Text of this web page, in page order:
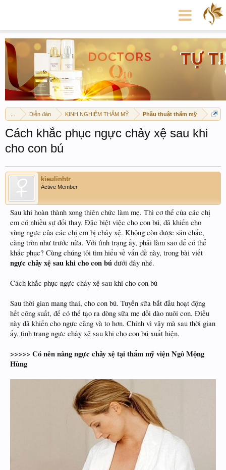
Diễn đàn KINH NGHIỆM THẨM MỸ Phẫu thuật thẩm mỹ
Cách khắc phục ngực chảy xệ sau khi
cho con bú
kieulinhtr
Active Member
Sau khi hoàn thành xong thiên chức làm mẹ. Thì cơ thể của các chị
em có nhiều sự đổi thay. Đặc biệt việc cho con bú, đã khiến cho
vùng ngực của các chị em bị chảy xệ. Không còn được săn chắc,
căng tròn như trước nữa. Với tình trạng ấy, phải làm sao để có thể
khắc phục? Cùng chúng tôi tìm hiểu về vấn đề này, trong bài viết
ngực chảy xệ sau khi cho con bú dưới đây nhé.
Cách khắc phục ngực chảy xệ sau khi cho con bú
Sau thời gian mang thai, cho con bú. Tuyến sữa bắt đầu hoạt động
hết công suất, để có thể tạo ra dòng sữa mẹ dồi dào nuôi con. Điều
này đã khiến cho ngực căng và to hơn. Chính vì vậy mà sau thời gian
ấy, tình trạng ngực chảy xệ sau khi cho con bú xuất hiện.
>>>>> Có nên nâng ngực chảy xệ tại thẩm mỹ viện Ngô Mộng
Hùng